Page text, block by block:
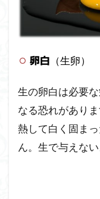
卵白 （生卵）
生の卵白は必要
なる恐れがあり
熱して白く固ま
ん。生で与えな